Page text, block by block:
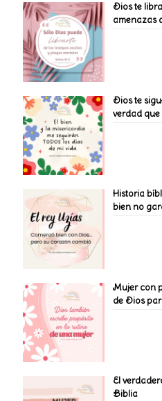
Dios te
amenazas
Dios te
verdad
Historia
bien no
Mujer con
de Dios
El
Biblia